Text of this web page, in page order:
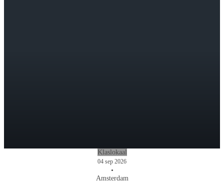
Klaslokaal
04 sep 2026
•
Amsterdam